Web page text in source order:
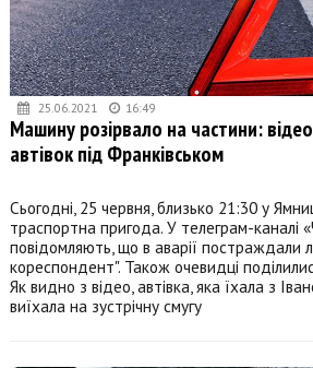
25.06.2021 16:49
Машину розірвало на частини:
автівок під Франківськом
Сьогодні, 25 червня, близько 21:30 у
траспортна пригода. У телеграм-каналі
повідомляють, що в аварії постраждали
кореспондент". Також очевидці
Як видно з відео, автівка, яка їхала з
виїхала на зустрічну смугу